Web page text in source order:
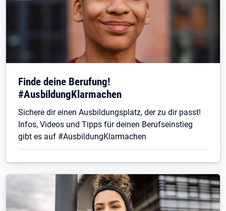
Finde deine Berufung!
#AusbildungKlarmachen
Sichere dir einen Ausbildungsplatz, der zu dir passt!
Infos, Videos und Tipps für deinen Berufseinstieg
gibt es auf #AusbildungKlarmachen